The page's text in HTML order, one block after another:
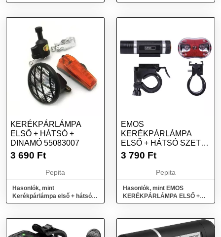
hátsó
normál 55022001
KERÉKPÁRLÁMPA
ELSŐ + HÁTSÓ +
DINAMÓ 55083007
3 690 Ft
Pepita
Hasonlók, mint
Kerékpárlámpa első + hátsó +
dinamó 55083007
EMOS
KERÉKPÁRLÁMPA
ELSŐ + HÁTSÓ SZETT
1+3 CHIP 3+2XAAA
3 790 Ft
Pepita
Hasonlók, mint EMOS
KERÉKPÁRLÁMPA ELSŐ +
HÁTSÓ SZETT 1+3 CHIP